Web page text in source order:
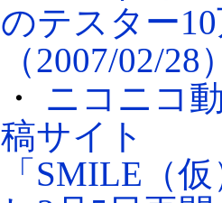
のテスター
（2007/02/28
・ ニコニコ
稿サイト
「SMILE（